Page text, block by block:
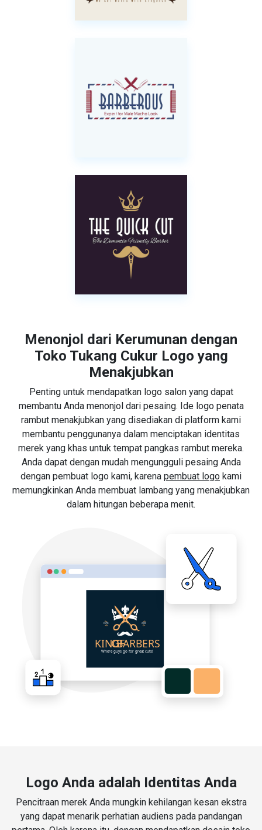
Menonjol dari Kerumunan dengan
Toko Tukang Cukur Logo yang
Menakjubkan
Penting untuk mendapatkan logo salon yang dapat
membantu Anda menonjol dari pesaing. Ide logo penata
rambut menakjubkan yang disediakan di platform kami
membantu penggunanya dalam menciptakan identitas
merek yang khas untuk tempat pangkas rambut mereka.
Anda dapat dengan mudah mengungguli pesaing Anda
dengan pembuat logo kami, karena pembuat logo kami
memungkinkan Anda membuat lambang yang menakjubkan
dalam hitungan beberapa menit.
Logo Anda adalah Identitas Anda
Pencitraan merek Anda mungkin kehilangan kesan ekstra
yang dapat menarik perhatian audiens pada pandangan